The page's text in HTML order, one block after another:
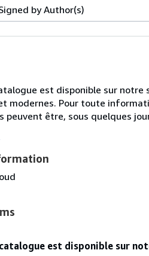
by Author(s)
est disponible sur notre
modernes. Pour toute
peuvent être, sous quelques
est disponible sur